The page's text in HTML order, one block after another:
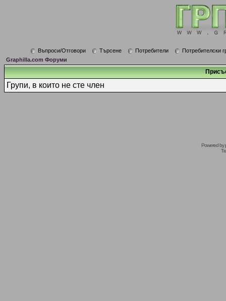
Въпроси/Отговори Търсене Потребители
Потребителски
Graphilla.com Форуми
Групи, в които не сте член
Powered by